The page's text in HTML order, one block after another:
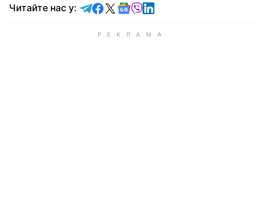
Читайте нас у: Читайте у Telegram
Читайте у Facebook
Читайте у X
Читайте у Google news
Читайте у Viber
Читайте у LinkedIn